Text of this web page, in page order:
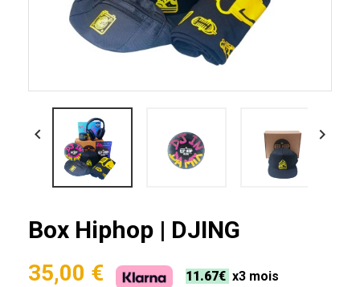
 
Box Hiphop | DJING
35,00 € 11.67€ x3 mois